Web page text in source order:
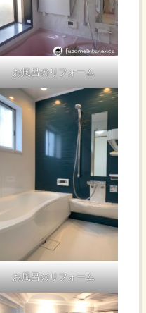
お風呂のリフォーム
お風呂のリフォーム